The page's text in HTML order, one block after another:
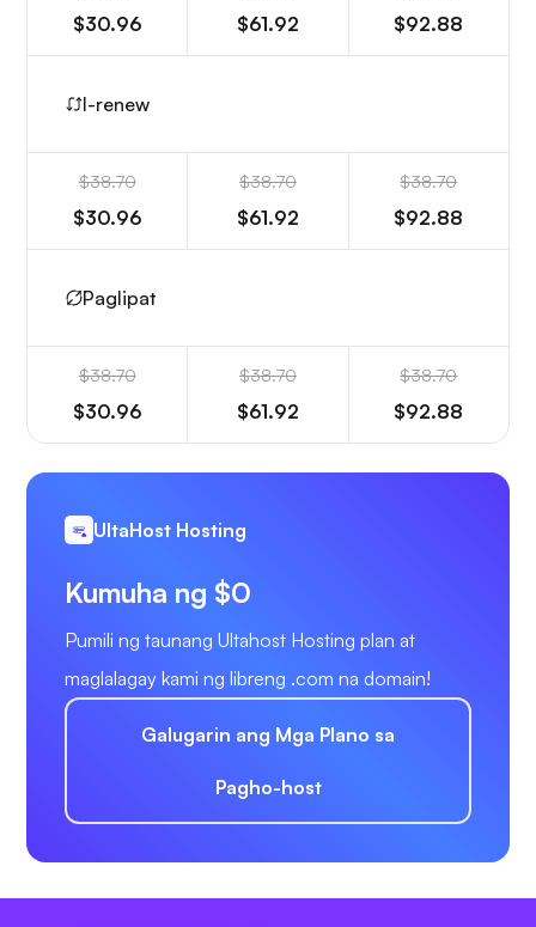
$30.96 $61.92 $92.88
I-renew
$38.70
$30.96
$38.70
$61.92
$38.70
$92.88
Paglipat
$38.70
$30.96
$38.70
$61.92
$38.70
$92.88
UltaHost Hosting
Kumuha ng $0
Pumili ng taunang Ultahost Hosting plan at
maglalagay kami ng libreng .com na domain!
Galugarin ang Mga Plano sa
Pagho-host